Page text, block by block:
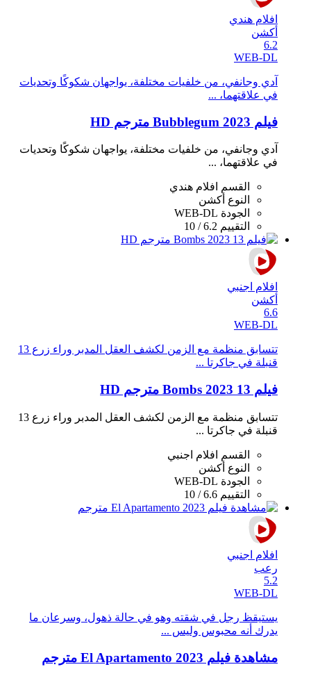
افلام هندي
أكشن
6.2
WEB-DL
آدي وجانفي، من خلفيات مختلفة، يواجهان شكوكًا وتحديات
في علاقتهما، ...
فيلم Bubblegum 2023 مترجم HD
آدي وجانفي، من خلفيات مختلفة، يواجهان شكوكًا وتحديات
في علاقتهما، ...
القسم
افلام هندي
النوع أكشن
الجودة WEB-DL
التقييم 6.2 / 10
افلام اجنبي
أكشن
6.6
WEB-DL
تتسابق منظمة مع الزمن لكشف العقل المدبر وراء زرع 13
قنبلة في جاكرتا ...
فيلم 13 Bombs 2023 مترجم HD
تتسابق منظمة مع الزمن لكشف العقل المدبر وراء زرع 13
قنبلة في جاكرتا ...
القسم
افلام اجنبي
النوع أكشن
الجودة WEB-DL
التقييم 6.6 / 10
افلام اجنبي
رعب
5.2
WEB-DL
يستيقظ رجل في شقته وهو في حالة ذهول، وسرعان ما
يدرك أنه محبوس وليس ...
مشاهدة فيلم El Apartamento 2023 مترجم